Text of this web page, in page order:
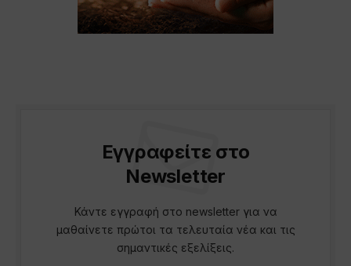
Εγγραφείτε στο
Newsletter
Κάντε εγγραφή στο newsletter για να
μαθαίνετε πρώτοι τα τελευταία νέα και τις
σημαντικές εξελίξεις.